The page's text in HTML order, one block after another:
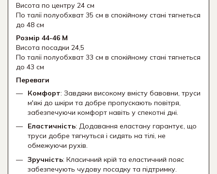
Висота по центру 24 см
По талії полуобхват 35 см в спокійному стані тягнеться
до 48 см
Розмір 44-46 М
Висота посадки 24,5
По талії полуобхват 33 см в спокійному стані тягнеться
до 43 см
Переваги
Комфорт: Завдяки високому вмісту бавовни, труси
м'які до шкіри та добре пропускають повітря,
забезпечуючи комфорт навіть у спекотні дні.
Еластичність: Додавання еластану гарантує, що
труси добре тягнуться і сидять на тілі, не
обмежуючи рухів.
Зручність: Класичний крій та еластичний пояс
забезпечують чудову посадку та підтримку.